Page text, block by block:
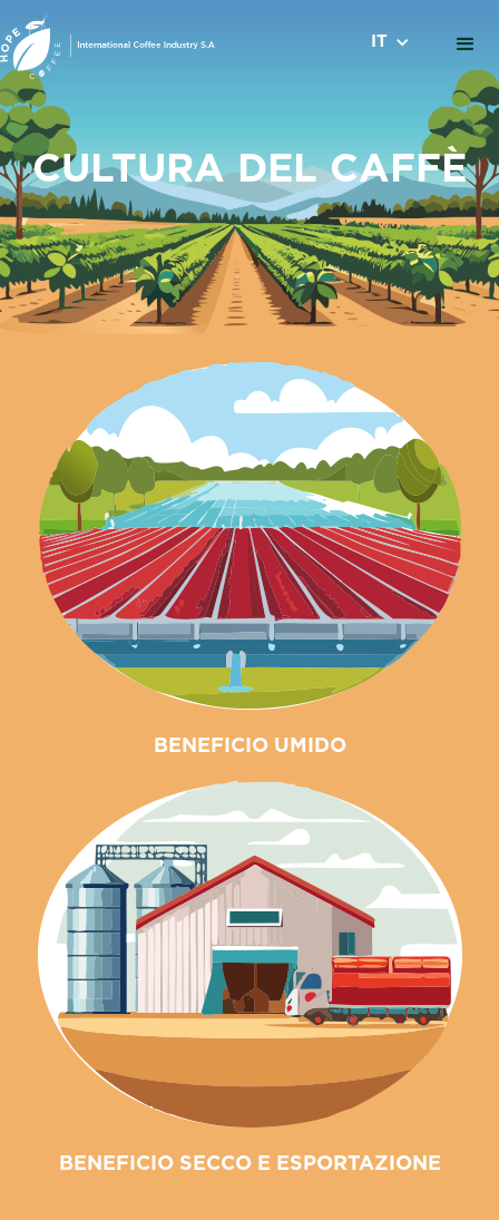
IT
CULTURA DEL CAFFÈ
BENEFICIO UMIDO
BENEFICIO SECCO E ESPORTAZIONE